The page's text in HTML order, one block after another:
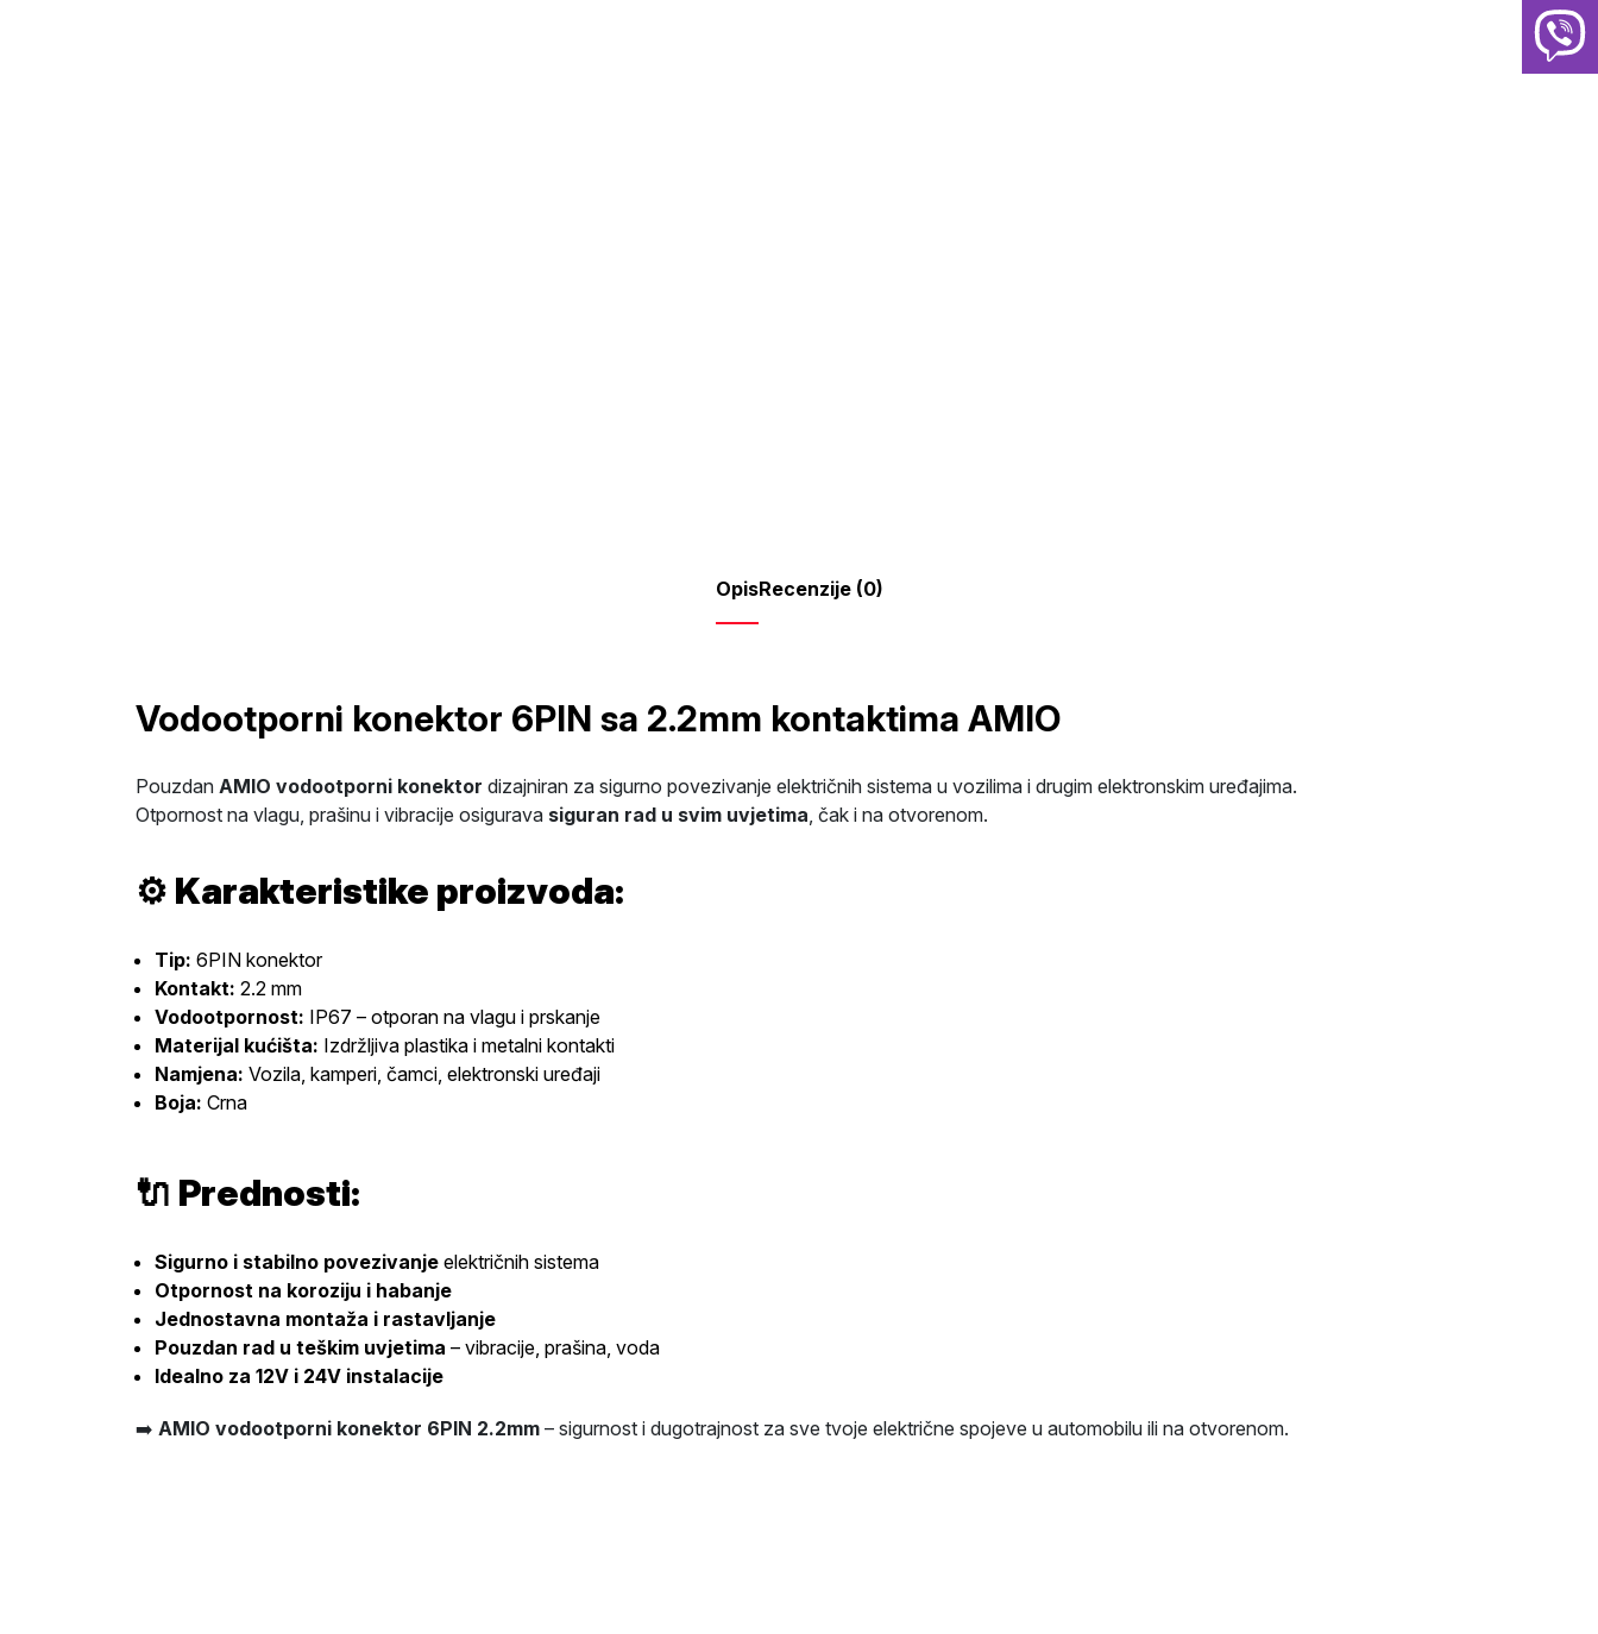
OpisRecenzije (0)
Vodootporni konektor 6PIN sa 2.2mm kontaktima AMIO
Pouzdan AMIO vodootporni konektor dizajniran za sigurno povezivanje električnih sistema u vozilima i drugim elektronskim uređajima.
Otpornost na vlagu, prašinu i vibracije osigurava siguran rad u svim uvjetima, čak i na otvorenom.
⚙️ Karakteristike proizvoda:
Tip: 6PIN konektor
Kontakt: 2.2 mm
Vodootpornost: IP67 – otporan na vlagu i prskanje
Materijal kućišta: Izdržljiva plastika i metalni kontakti
Namjena: Vozila, kamperi, čamci, elektronski uređaji
Boja: Crna
🔌 Prednosti:
Sigurno i stabilno povezivanje električnih sistema
Otpornost na koroziju i habanje
Jednostavna montaža i rastavljanje
Pouzdan rad u teškim uvjetima – vibracije, prašina, voda
Idealno za 12V i 24V instalacije
➡️ AMIO vodootporni konektor 6PIN 2.2mm – sigurnost i dugotrajnost za sve tvoje električne spojeve u automobilu ili na otvorenom.